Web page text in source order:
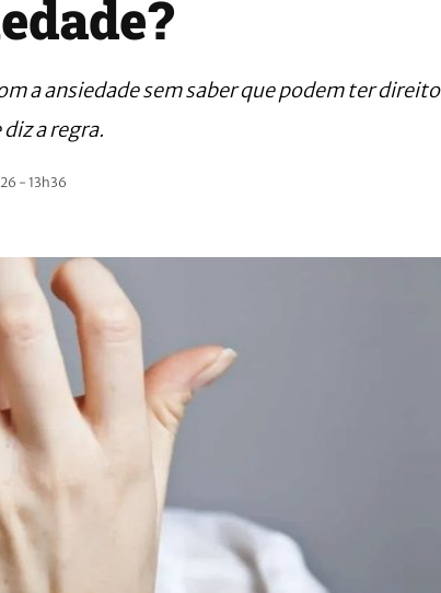
a ansiedade sem saber que podem ter direito
a regra.
- 13h36